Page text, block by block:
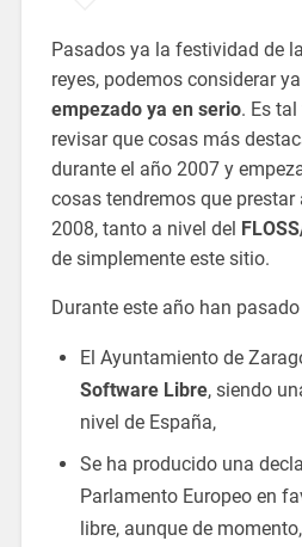
Pasados ya la festividad de
reyes, podemos considerar
empezado ya en serio. Es
revisar que cosas más
durante el año 2007 y
cosas tendremos que
2008, tanto a nivel del
de simplemente este sitio.
Durante este año han
El Ayuntamiento de
Software Libre, siendo
nivel de España,
Se ha producido una
Parlamento Europeo en
libre, aunque de